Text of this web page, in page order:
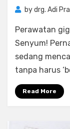
bydrg. Adi
Perawatan
Senyum!
sedang
tanpa harus
Read More